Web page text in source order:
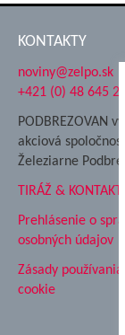
KONTAKTY
noviny@zelpo.sk
+421 (0) 48 645
PODBREZOVAN
akciová spoločnosť
Železiarne
TIRÁŽ & KONTAKT
Prehlásenie o
osobných údajov
Zásady
cookie